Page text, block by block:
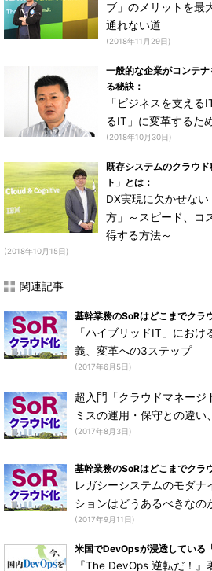
ブ」のメリットを最
通れない道
(2018年11月29日)
一般的な企業がコンテ
る秘訣：
「ビジネスを支え
るIT」に変革するた
(2018年10月30日)
既存システムのクラウ
ト」とは：
DX実現に欠かせな
方」～スピード、コ
得する方法～
(2018年10月15日)
関連記事
基幹業務のSoRはどこまでクラ
「ハイブリッドIT」にお
義、変革への3ステップ
(2017年6月5日)
超入門「クラウドマネー
ミスの運用・保守との違い
(2017年8月3日)
基幹業務のSoRはどこまでクラ
レガシーシステムのモダナ
ションはどうあるべきなの
(2017年9月11日)
米国でDevOpsが浸透している
『The DevOps 逆転だ！